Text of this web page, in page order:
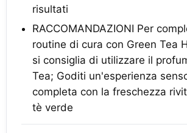
risultati
RACCOMANDAZIONI Per
routine di cura con Green Tea
si consiglia di utilizzare il
Tea; Goditi un'esperienza
completa con la freschezza
tè verde